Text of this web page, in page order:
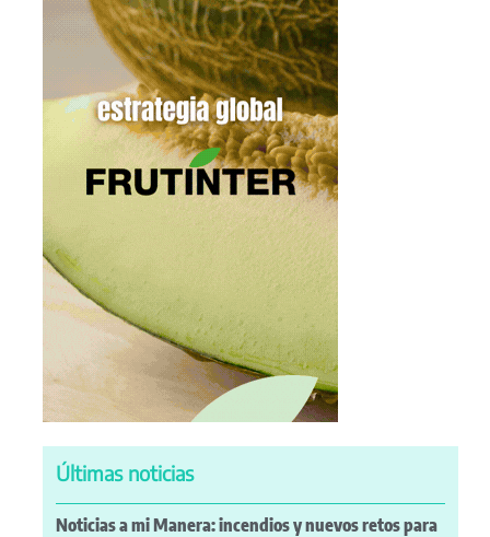
Últimas noticias
Noticias a mi Manera: incendios y nuevos retos para